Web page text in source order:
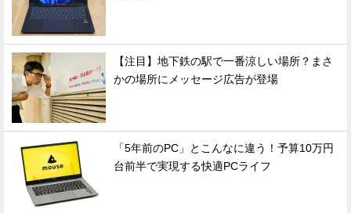
【注目】地下鉄の駅で一番涼しい場所？まさ
かの場所にメッセージ広告が登場
「5年前のPC」とこんなに違う！予算10万円
台前半で実現する快適PCライフ